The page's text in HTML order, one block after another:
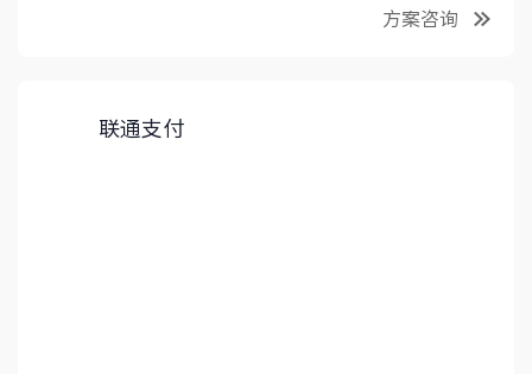
方案咨询
联通支付